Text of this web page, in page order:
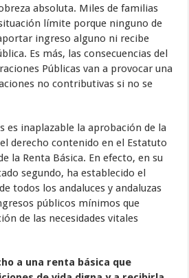
absoluta. Miles de familias
límite porque ninguno de
ingreso alguno ni recibe
Es más, las consecuencias del
Públicas van a provocar una
no contributivas si no se
es inaplazable la aprobación de la
derecho contenido en el Estatuto
la Renta Básica. En efecto, en su
segundo, ha establecido el
todos los andaluces y andaluzas
públicos mínimos que
de las necesidades vitales
a una renta básica que